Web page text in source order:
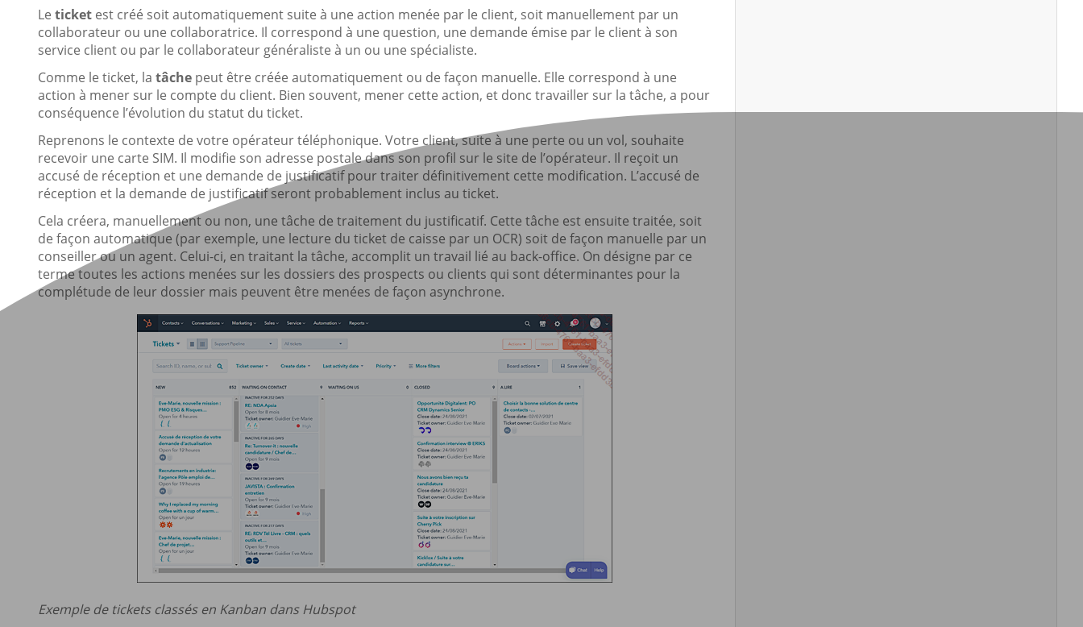
Le ticket est créé soit automatiquement suite à une action menée par le client, soit manuellement par un
collaborateur ou une collaboratrice. Il correspond à une question, une demande émise par le client à son
service client ou par le collaborateur généraliste à un ou une spécialiste.
Comme le ticket, la tâche peut être créée automatiquement ou de façon manuelle. Elle correspond à une
action à mener sur le compte du client. Bien souvent, mener cette action, et donc travailler sur la tâche, a pour
conséquence l’évolution du statut du ticket.
Reprenons le contexte de votre opérateur téléphonique. Votre client, suite à une perte ou un vol, souhaite
recevoir une carte SIM. Il modifie son adresse postale dans son profil sur le site de l’opérateur. Il reçoit un
accusé de réception et une demande de justificatif pour traiter définitivement cette modification. L’accusé de
réception et la demande de justificatif seront probablement inclus au ticket.
Cela créera, manuellement ou non, une tâche de traitement du justificatif. Cette tâche est ensuite traitée, soit
de façon automatique (par exemple, une lecture du ticket de caisse par un OCR) soit de façon manuelle par un
conseiller ou un agent. Celui-ci, en traitant la tâche, accomplit un travail lié au back-office. On désigne par ce
terme toutes les actions menées sur les dossiers des prospects ou clients qui sont déterminantes pour la
complétude de leur dossier mais peuvent être menées de façon asynchrone.
Exemple de tickets classés en Kanban dans Hubspot